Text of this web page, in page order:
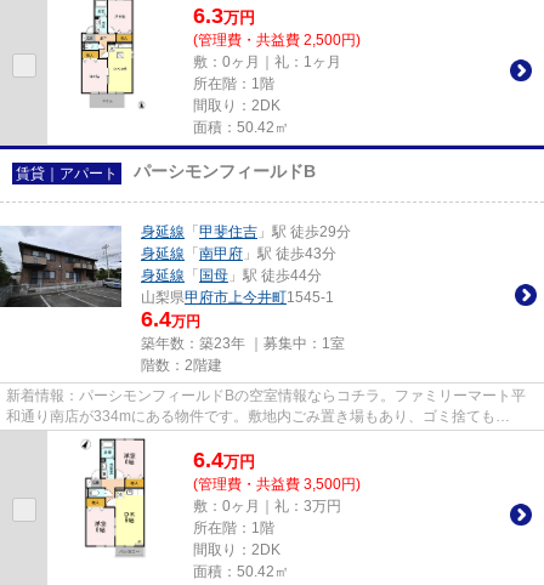
6.3万円
(管理費・共益費 2,500円)
敷：0ヶ月｜礼：1ヶ月
所在階：1階
間取り：2DK
面積：50.42㎡
賃貸｜アパート パーシモンフィールドB
身延線 「 甲斐住吉 」駅 徒歩29分
身延線 「 南甲府 」駅 徒歩43分
身延線 「 国母 」駅 徒歩44分
山梨県甲府市上今井町1545-1
6.4万円
築年数：築23年 ｜募集中： 1室
階数：2階建
新着情報：パーシモンフィールドBの空室情報ならコチラ。ファミリーマート平
和通り南店が334mにある物件です。敷地内ごみ置き場もあり、ゴミ捨ても
楽々。家賃のカード決済で、簡単・便...
6.4万円
(管理費・共益費 3,500円)
敷：0ヶ月｜礼：3万円
所在階：1階
間取り：2DK
面積：50.42㎡